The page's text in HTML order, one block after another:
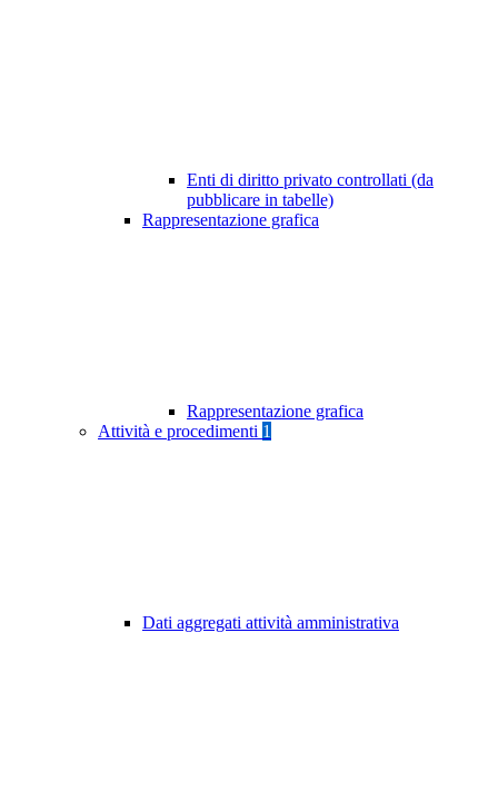
Enti di diritto privato controllati (da
pubblicare in tabelle)
Rappresentazione grafica
Rappresentazione grafica
Attività e procedimenti 1
Dati aggregati attività amministrativa